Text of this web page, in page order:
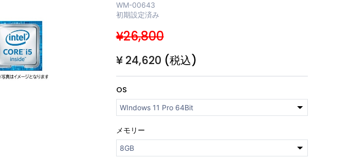
WM-00643
初期設定済み
¥26,800
¥ 24,620 (税込)
OS
メモリー